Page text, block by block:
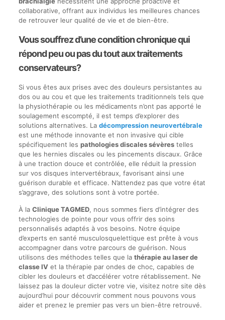
collaborative, offrant aux individus les meilleures chances
de retrouver leur qualité de vie et de bien-être.
Vous souffrez d’une condition chronique qui
répond peu ou pas du tout aux traitements
conservateurs?
Si vous êtes aux prises avec des douleurs persistantes au
dos ou au cou et que les traitements traditionnels tels que
la physiothérapie ou les médicaments n’ont pas apporté le
soulagement escompté, il est temps d’explorer des
solutions alternatives. La décompression neurovertébrale
est une méthode innovante et non invasive qui cible
spécifiquement les pathologies discales sévèrestelles
que les hernies discales ou les pincements discaux. Grâce
à une traction douce et contrôlée, elle réduit la pression
sur vos disques intervertébraux, favorisant ainsi une
guérison durable et efficace. N’attendez pas que votre état
s’aggrave, des solutions sont à votre portée.
À la Clinique TAGMED, nous sommes fiers d’intégrer des
technologies de pointe pour vous offrir des soins
personnalisés adaptés à vos besoins. Notre équipe
d’experts en santé musculosquelettique est prête à vous
accompagner dans votre parcours de guérison. Nous
utilisons des méthodes telles que la thérapie au laser de
classe IVet la thérapie par ondes de choc, capables de
cibler les douleurs et d’accélérer votre rétablissement. Ne
laissez pas la douleur dicter votre vie, visitez notre site dès
aujourd’hui pour découvrir comment nous pouvons vous
aider et prenez le premier pas vers un bien-être retrouvé.